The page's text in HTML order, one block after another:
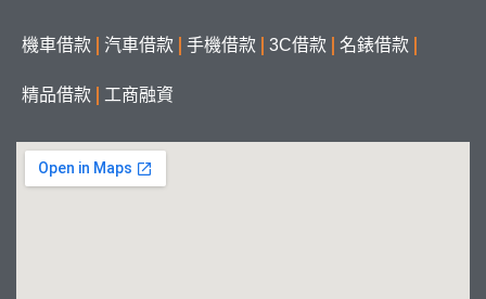
機車借款 汽車借款 手機借款 3C借款 名錶借款
精品借款 工商融資